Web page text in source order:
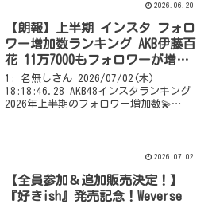
2026.06.20
【朗報】上半期 インスタ フォロ
ワー増加数ランキング AKB伊藤百
花 11万7000もフォロワーが増え
てしまうw w w w w w w w w w w
w w
1: 名無しさん 2026/07/02(木)
18:18:46.28 AKB48インスタランキング
2026年上半期のフォロワー増加数💫
2026.07.02
【全員参加＆追加販売決定！】
『好きish』発売記念！Weverse